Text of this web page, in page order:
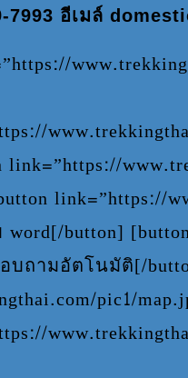
7993 อีเมล์
link=”https://
button]
บถามอัตโนมัติ[/
pic1/